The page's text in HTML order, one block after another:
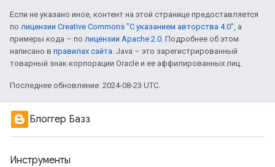
Если не указано иное, контент на этой странице предоставляется
по лицензии Creative Commons "С указанием авторства 4.0", а
примеры кода – по лицензии Apache 2.0. Подробнее об этом
написано в правилах сайта. Java – это зарегистрированный
товарный знак корпорации Oracle и ее аффилированных лиц.
Последнее обновление: 2024-08-23 UTC.
Блоггер Базз
Инструменты